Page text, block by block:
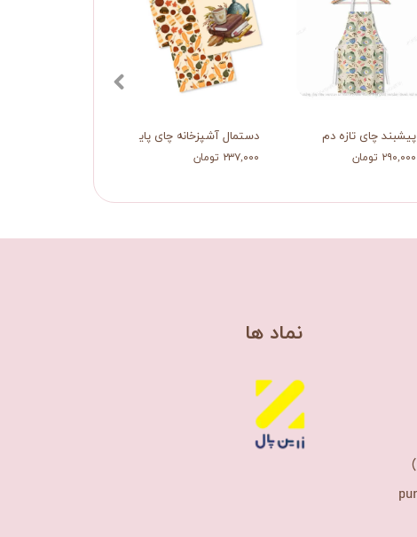
دستمال آشپزخانه چای پاییزی
۲۳۷,۰۰۰ تومان
پیشبند چای تازه دم
۲۹۰,۰۰۰ تومان
​نماد ها